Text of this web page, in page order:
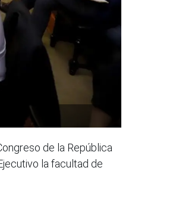
de la República
la facultad de